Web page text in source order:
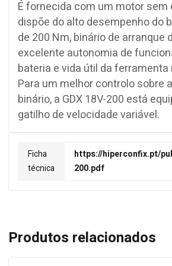
É fornecida com um motor sem
dispõe do alto desempenho do
de 200 Nm, binário de arranque
excelente autonomia de
bateria e vida útil da ferramenta
Para um melhor controlo sobre
binário, a GDX 18V-200 está
gatilho de velocidade variável.
Ficha
técnica
https://hiperconfix.pt/
200.pdf
Produtos relacionados